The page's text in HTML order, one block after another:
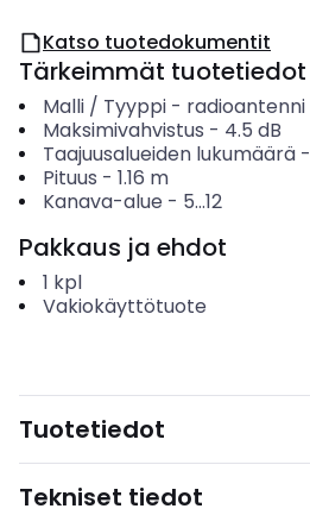
Katso tuotedokumentit
Tärkeimmät tuotetiedot
Malli / Tyyppi- radioantenni
Maksimivahvistus - 4.5 dB
Taajuusalueiden lukumäärä-
Pituus - 1.16 m
Kanava-alue - 5...12
Pakkaus ja ehdot
1 kpl
Vakiokäyttötuote
Tuotetiedot
Tekniset tiedot